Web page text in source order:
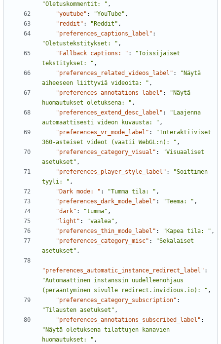
"Oletuskommentit: " ,
"youtube" : "YouTube" ,
"reddit" : "Reddit" ,
"preferences_captions_label" :
"Oletustekstitykset: " ,
"Fallback captions: " :
"Toissijaiset
tekstitykset: " ,
"preferences_related_videos_label" :
"Näytä
aiheeseen liittyviä videoita: " ,
"preferences_annotations_label" :
"Näytä
huomautukset oletuksena: " ,
"preferences_extend_desc_label" :
"Laajenna
automaattisesti videon kuvausta: " ,
"preferences_vr_mode_label" :
"Interaktiiviset
360-asteiset videot (vaatii WebGL:n): " ,
"preferences_category_visual" :
"Visuaaliset
asetukset" ,
"preferences_player_style_label" :
"Soittimen
tyyli: " ,
"Dark mode: " : "Tumma tila: " ,
"preferences_dark_mode_label" : "Teema: " ,
"dark" : "tumma" ,
"light" : "vaalea" ,
"preferences_thin_mode_label" : "Kapea tila: " ,
"preferences_category_misc" :
"Sekalaiset
asetukset" ,
"preferences_automatic_instance_redirect_label" :
"Automaattinen instanssin uudelleenohjaus
(perääntyminen sivulle redirect.invidious.io): " ,
"preferences_category_subscription" :
"Tilausten asetukset" ,
"preferences_annotations_subscribed_label" :
"Näytä oletuksena tilattujen kanavien
huomautukset: " ,